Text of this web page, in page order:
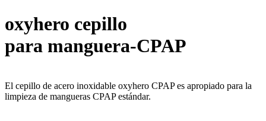
oxyhero cepillo
para manguera-CPAP
El cepillo de acero inoxidable oxyhero CPAP es apropiado para la
limpieza de mangueras CPAP estándar.